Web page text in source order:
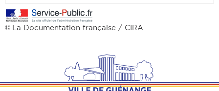
© La Documentation française / CIRA